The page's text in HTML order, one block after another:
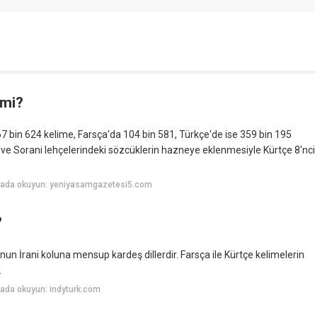
624 kelime, Farsça'da 104 bin 581, Türkçe'de ise 359 bin 195
Sorani lehçelerindeki sözcüklerin hazneye eklenmesiyle Kürtçe 8'nci
okuyun: yeniyasamgazetesi5.com
İrani koluna mensup kardeş dillerdir. Farsça ile Kürtçe kelimelerin
okuyun: indyturk.com